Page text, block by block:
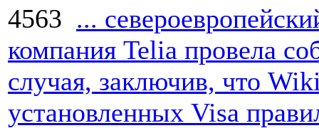
4563 ...
компания Telia провела
случая, заключив, что
установленных Visa